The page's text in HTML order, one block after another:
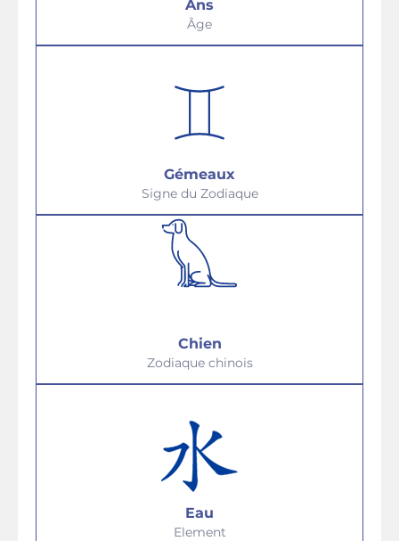
Ans
Âge
Gémeaux
Signe du Zodiaque
Chien
Zodiaque chinois
Eau
Element